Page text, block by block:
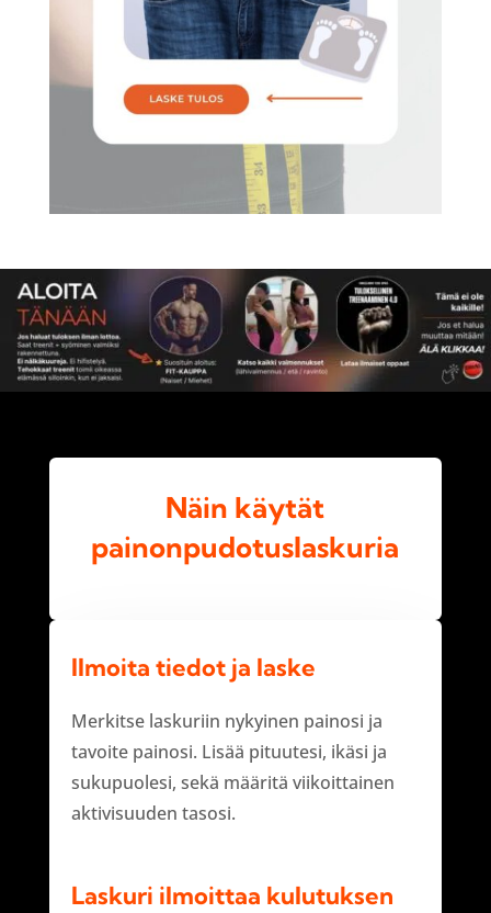
Näin käytät
painonpudotuslaskuria
Ilmoita tiedot ja laske
Merkitse laskuriin nykyinen painosi ja
tavoite painosi. Lisää pituutesi, ikäsi ja
sukupuolesi, sekä määritä viikoittainen
aktivisuuden tasosi.
Laskuri ilmoittaa kulutuksen